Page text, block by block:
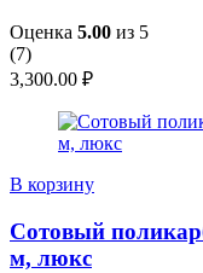
Оценка 5.00 из 5
(7)
3,300.00 ₽
В корзину
Сотовый
м, люкс